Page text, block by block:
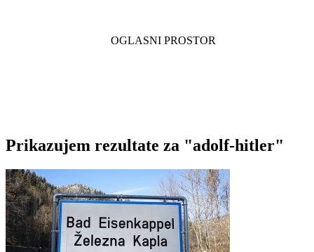
Prikazujem rezultate za "adolf-hitler"